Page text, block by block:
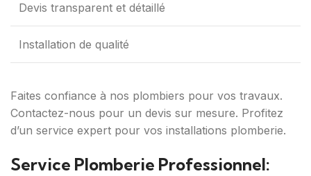
Devis transparent et détaillé
Installation de qualité
Faites confiance à nos plombiers pour vos travaux.
Contactez-nous pour un devis sur mesure. Profitez
d’un service expert pour vos installations plomberie.
Service Plomberie Professionnel: